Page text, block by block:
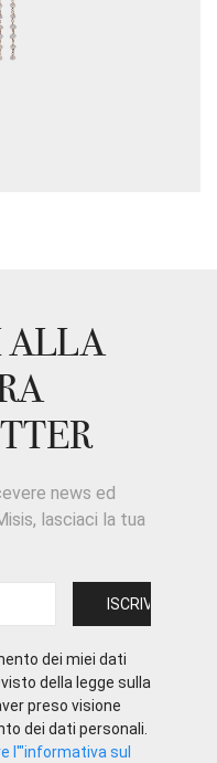
ALLA
news ed
lasciaci la tua
dei miei dati
della legge sulla
preso visione
dei dati personali.
l'"informativa sul